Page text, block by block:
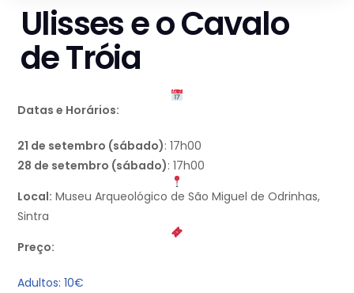
Ulisses e o Cavalo
de Tróia
Datas e Horários:
21 de setembro (sábado): 17h00
28 de setembro (sábado): 17h00
Local: Museu Arqueológico de São Miguel de Odrinhas,
Sintra
Preço:
Adultos: 10€